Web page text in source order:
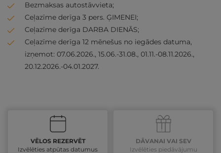
Bezmaksas autostāvvieta;
Ceļazīme derīga 3 pers. ĢIMENEI;
Ceļazīme derīga DARBA DIENĀS;
Ceļazīme derīga 12 mēnešus no iegādes datuma,
izņemot: 07.06.2026., 15.06.-31.08., 01.11.-08.11.2026.,
20.12.2026.-04.01.2027.
VĒLOS REZERVĒT
Izvēlēties atpūtas datumus
DĀVANAI VAI SEV
Izvēlēties piedāvājumu